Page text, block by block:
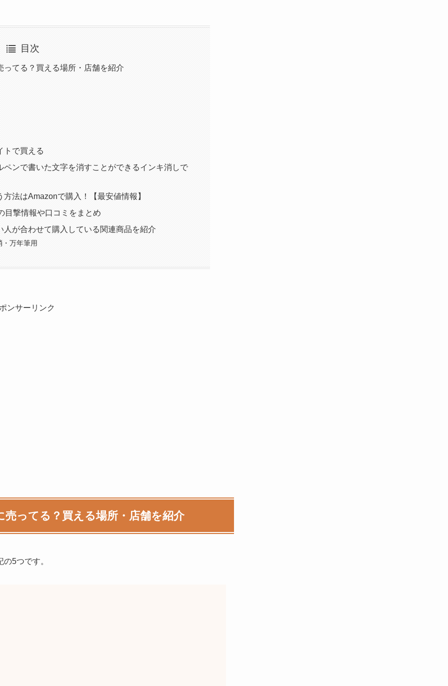
目次
てる？買える場所・店舗を紹介
トで買える
ンで書いた文字を消すことができるインキ消しで
法はAmazonで購入！【最安値情報】
目撃情報や口コミをまとめ
が合わせて購入している関連商品を紹介
万年筆用
ンサーリンク
ってる？買える場所・店舗を紹介
の5つです。